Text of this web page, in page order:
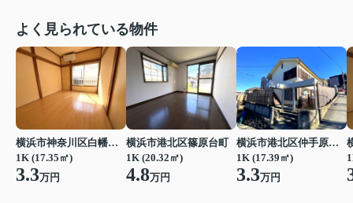
よく見られている物件
横浜市神奈川区白幡仲町
1K (17.35㎡)
3.3万円
横浜市港北区篠原台町
1K (20.32㎡)
4.8万円
横浜市港北区仲手原１丁目
1K (17.39㎡)
3.3万円